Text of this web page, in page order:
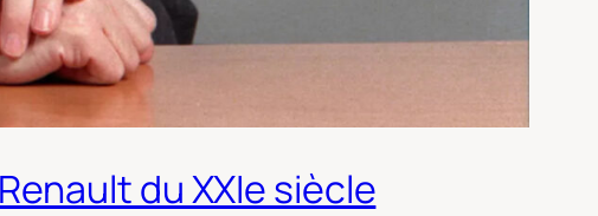
du XXIe siècle